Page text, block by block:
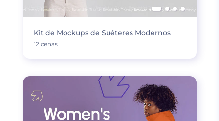
Kit de Mockups de Suéteres Modernos
12 cenas